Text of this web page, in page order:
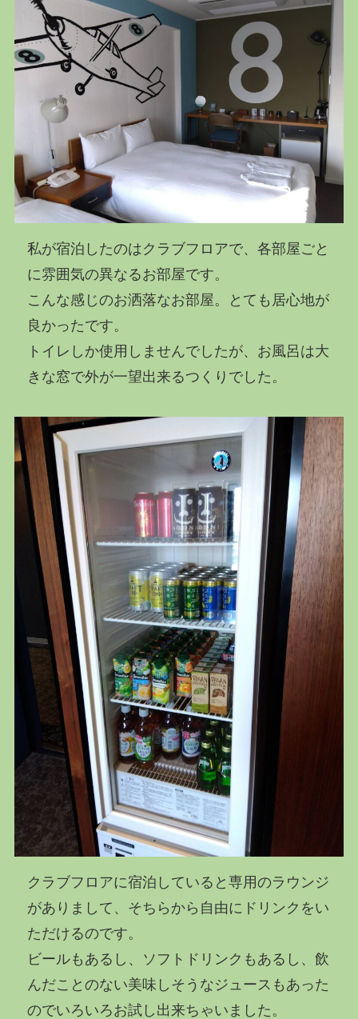
私が宿泊したのはクラブフロアで、各部屋ごと
に雰囲気の異なるお部屋です。
こんな感じのお洒落なお部屋。とても居心地が
良かったです。
トイレしか使用しませんでしたが、お風呂は大
きな窓で外が一望出来るつくりでした。
クラブフロアに宿泊していると専用のラウンジ
がありまして、そちらから自由にドリンクをい
ただけるのです。
ビールもあるし、ソフトドリンクもあるし、飲
んだことのない美味しそうなジュースもあった
のでいろいろお試し出来ちゃいました。